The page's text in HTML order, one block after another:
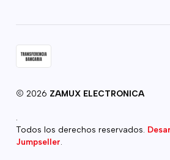
2026 ZAMUX ELECTRONICA
.
Todos los derechos reservados.
Jumpseller.